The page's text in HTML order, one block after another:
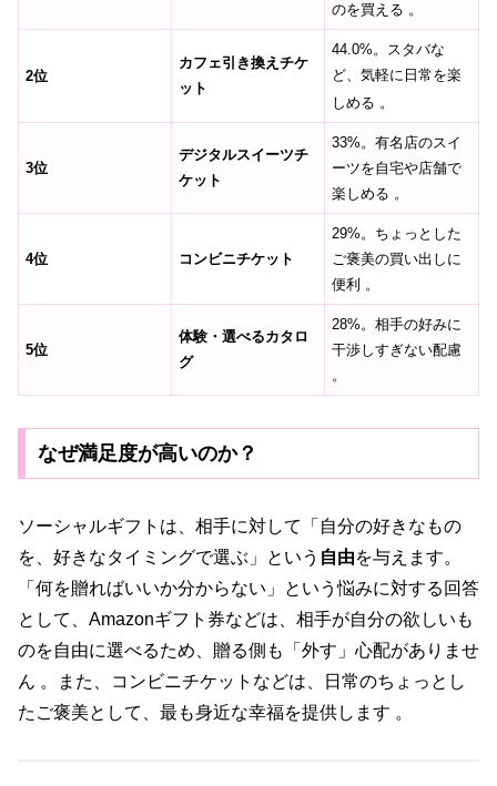
のを買える 。
2位
カフェ引き換えチケ
ット
44.0%。スタバな
ど、気軽に日常を楽
しめる 。
3位
デジタルスイーツチ
ケット
33%。有名店のスイ
ーツを自宅や店舗で
楽しめる 。
4位 コンビニチケット
29%。ちょっとした
ご褒美の買い出しに
便利 。
5位
体験・選べるカタロ
グ
28%。相手の好みに
干渉しすぎない配慮
。
なぜ満足度が高いのか？
ソーシャルギフトは、相手に対して「自分の好きなもの
を、好きなタイミングで選ぶ」という 自由を与えます。
「何を贈ればいいか分からない」という悩みに対する回答
として、Amazonギフト券などは、相手が自分の欲しいも
のを自由に選べるため、贈る側も「外す」心配がありませ
ん 。また、コンビニチケットなどは、日常のちょっとし
たご褒美として、最も身近な幸福を提供します 。